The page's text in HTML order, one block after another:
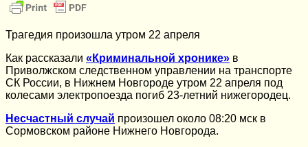
Трагедия произошла утром 22 апреля
Как рассказали «Криминальной хронике» в
Приволжском следственном управлении на транспорте
СК России, в Нижнем Новгороде утром 22 апреля под
колесами электропоезда погиб 23-летний нижегородец.
Несчастный случай произошел около 08:20 мск в
Сормовском районе Нижнего Новгорода.